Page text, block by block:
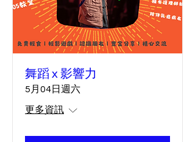
舞蹈 x 影響力
5月04日週六
更多資訊